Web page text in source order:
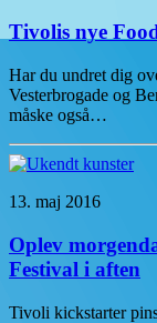
Tivolis nye
Har du undret dig
Vesterbrogade og
måske også…
13. maj 2016
Oplev
Festival i aften
Tivoli kickstarter